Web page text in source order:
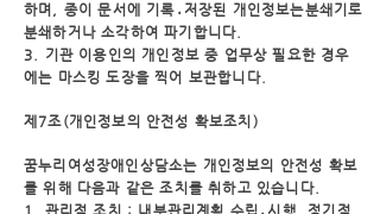
하며, 종이 문서에 기록․저장된 개인정보는분쇄기로
분쇄하거나 소각하여 파기합니다.
3. 기관 이용인의 개인정보 중 업무상 필요한 경우
에는 마스킹 도장을 찍어 보관합니다.
제7조(개인정보의 안전성 확보조치)
꿈누리여성장애인상담소는 개인정보의 안전성 확보
를 위해 다음과 같은 조치를 취하고 있습니 다.
1. 관리적 조치 : 내부관리계획 수립․시행, 정기적